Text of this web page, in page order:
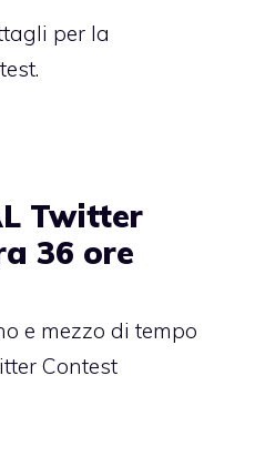
per la
Twitter
36 ore
e mezzo di tempo
Contest